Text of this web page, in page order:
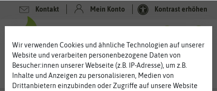
Kontakt Mein Konto Kontrast erhöhen
Wir verwenden Cookies und ähnliche Technologien auf unserer
Website und verarbeiten personenbezogene Daten von
Besucher:innen unserer Webseite (z.B. IP-Adresse), um z.B.
Inhalte und Anzeigen zu personalisieren, Medien von
Drittanbietern einzubinden oder Zugriffe auf unsere Website